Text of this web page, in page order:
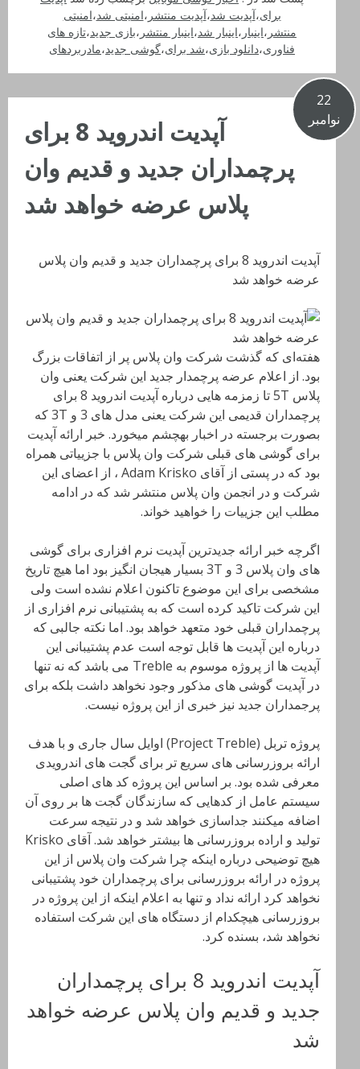
برای،آپدیت شد،آپدیت منتشر ،امنیتی شد،امنیتی
منتشر ،اینبار ،اینبار شد،اینبار منتشر ،بازی جدید،تازه های
فناوری،دانلود بازی،شد برای،گوشی جدید،مادربردهای
22
نوامبر
آپدیت اندروید 8 برای
پرچمداران جدید و قدیم وان
پلاس عرضه خواهد شد
آپدیت اندروید 8 برای پرچمداران جدید و قدیم وان پلاس
عرضه خواهد شد
هفته‌ای که گذشت شرکت وان پلاس پر از اتفاقات بزرگ
بود. از اعلام عرضه پرچمدار جدید این شرکت یعنی وان
پلاس 5T تا زمزمه هایی درباره آپدیت اندروید 8 برای
پرچمداران قدیمی این شرکت یعنی مدل های 3 و 3T که
بصورت برجسته در اخبار بهچشم میخورد. خبر ارائه آپدیت
برای گوشی های قبلی شرکت وان پلاس با جزییاتی همراه
بود که در پستی از آقای Adam Krisko ، از اعضای این
شرکت و در انجمن وان پلاس منتشر شد که در ادامه
مطلب این جزییات را خواهید خواند.
اگرچه خبر ارائه جدیدترین آپدیت نرم افزاری برای گوشی
های وان پلاس 3 و 3T بسیار هیجان انگیز بود اما هیچ تاریخ
مشخصی برای این موضوع تاکنون اعلام نشده است ولی
این شرکت تاکید کرده است که به پشتیبانی نرم افزاری از
پرچمداران قبلی خود متعهد خواهد بود. اما نکته جالبی که
درباره این آپدیت ها قابل توجه است عدم پشتیبانی این
آپدیت ها از پروژه موسوم به Treble می باشد که نه تنها
در آپدیت گوشی های مذکور وجود نخواهد داشت بلکه برای
پرجمداران جدید نیز خبری از این پروژه نیست.
پروژه تربل (Project Treble) اوایل سال جاری و با هدف
ارائه بروزرسانی های سریع تر برای گجت های اندرویدی
معرفی شده بود. بر اساس این پروژه کد های اصلی
سیستم عامل از کدهایی که سازندگان گجت ها بر روی آن
اضافه میکنند جداسازی خواهد شد و در نتیجه سرعت
تولید و اراده بروزرسانی ها بیشتر خواهد شد. آقای Krisko
هیچ توضیحی درباره اینکه چرا شرکت وان پلاس از این
پروژه در ارائه بروزرسانی برای پرچمداران خود پشتیبانی
نخواهد کرد ارائه نداد و تنها به اعلام اینکه از این پروژه در
بروزرسانی هیچکدام از دستگاه های این شرکت استفاده
نخواهد شد، بسنده کرد.
آپدیت اندروید 8 برای پرچمداران
جدید و قدیم وان پلاس عرضه خواهد
شد